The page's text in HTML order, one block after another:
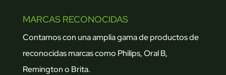
MARCAS RECONOCIDAS
Contamos con una amplia gama de productos de
reconocidas marcas como Philips, Oral B,
Remington o Brita.